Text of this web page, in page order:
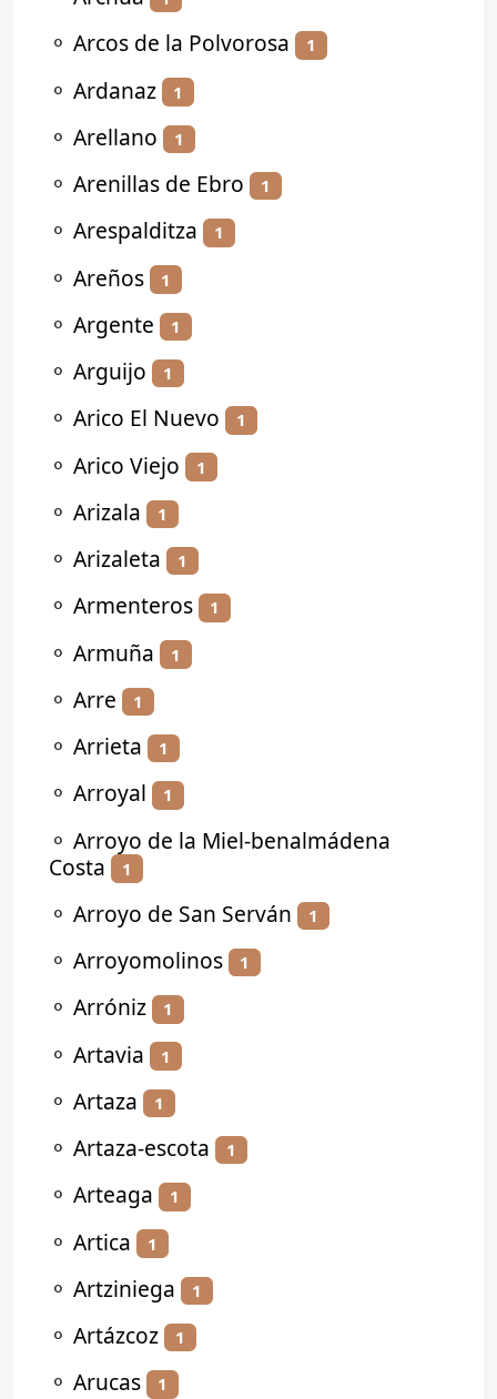
⚬ Arcos de la Polvorosa 1
⚬ Ardanaz 1
⚬ Arellano 1
⚬ Arenillas de Ebro 1
⚬ Arespalditza 1
⚬ Areños 1
⚬ Argente 1
⚬ Arguijo 1
⚬ Arico El Nuevo 1
⚬ Arico Viejo 1
⚬ Arizala 1
⚬ Arizaleta 1
⚬ Armenteros 1
⚬ Armuña 1
⚬ Arre 1
⚬ Arrieta 1
⚬ Arroyal 1
⚬ Arroyo de la Miel-benalmádena
Costa
1
⚬ Arroyo de San Serván 1
⚬ Arroyomolinos 1
⚬ Arróniz 1
⚬ Artavia 1
⚬ Artaza 1
⚬ Artaza-escota 1
⚬ Arteaga 1
⚬ Artica 1
⚬ Artziniega 1
⚬ Artázcoz 1
⚬ Arucas 1